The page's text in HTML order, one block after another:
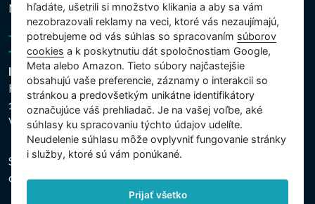
Nastavenie cookies
Intex Trading, s.r.o.
Hradecká 2526/3
130 00 Praha 3
Vinohrady - Česká republika
Spoločnosť je zapísaná na Mestskom súde v Prahe,
oddiel C, vložka 74759, IČO 26150808, DIČ CZ26150808.
hľadáte, ušetrili si množstvo klikania a aby sa vám
nezobrazovali reklamy na veci, ktoré vás nezaujímajú,
potrebujeme od vás súhlas so spracovaním súborov
cookies a k poskytnutiu dát spoločnostiam Google,
Meta alebo Amazon. Tieto súbory najčastejšie
obsahujú vaše preferencie, záznamy o interakcii so
stránkou a predovšetkým unikátne identifikátory
označujúce váš prehliadač. Je na vašej voľbe, aké
súhlasy ku spracovaniu týchto údajov udelíte.
Neudelenie súhlasu mȏže ovplyvniť fungovanie stránky
i služby, ktoré sú vám ponúkané.
Prijať všetko